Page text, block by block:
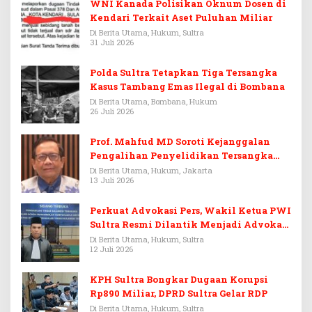
WNI Kanada Polisikan Oknum Dosen di
Kendari Terkait Aset Puluhan Miliar
Di Berita Utama, Hukum, Sultra
31 Juli 2026
Polda Sultra Tetapkan Tiga Tersangka
Kasus Tambang Emas Ilegal di Bombana
Di Berita Utama, Bombana, Hukum
26 Juli 2026
Prof. Mahfud MD Soroti Kejanggalan
Pengalihan Penyelidikan Tersangka
Febrie Adriansyah
Di Berita Utama, Hukum, Jakarta
13 Juli 2026
Perkuat Advokasi Pers, Wakil Ketua PWI
Sultra Resmi Dilantik Menjadi Advokat
PERADI
Di Berita Utama, Hukum, Sultra
12 Juli 2026
KPH Sultra Bongkar Dugaan Korupsi
Rp890 Miliar, DPRD Sultra Gelar RDP
Di Berita Utama, Hukum, Sultra